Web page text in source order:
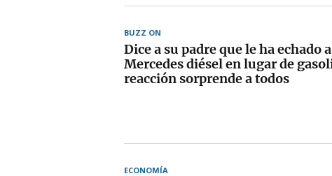
BUZZ ON
Dice a su padre que le ha echado
Mercedes diésel en lugar de
reacción sorprende a todos
ECONOMÍA